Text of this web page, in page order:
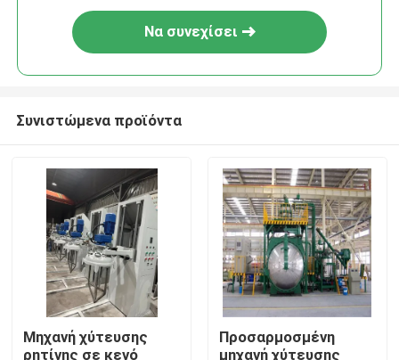
Να συνεχίσει
Συνιστώμενα προϊόντα
Μηχανή χύτευσης
ρητίνης σε κενό
Προσαρμοσμένη
μηχανή χύτευσης